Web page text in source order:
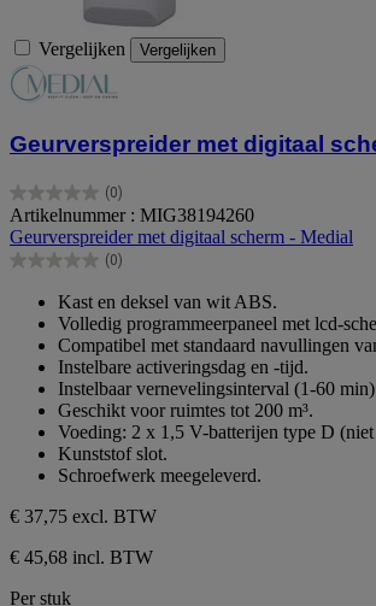
Vergelijken Vergelijken
Geurverspreider met digitaal
(0)
0.0
van
de
5
Artikelnummer : MIG38194260
Geurverspreider met digitaal scherm - Medial
(0)
0.0
sterren.
Kast en deksel van wit ABS.
Volledig programmeerpaneel met lcd-
Compatibel met standaard navullingen
Instelbare activeringsdag en -tijd.
Instelbaar vernevelingsinterval (1-60
Geschikt voor ruimtes tot 200 m³.
Voeding: 2 x 1,5 V-batterijen type D (niet
Kunststof slot.
Schroefwerk meegeleverd.
€ 37,75 excl. BTW
€ 45,68 incl. BTW
Per stuk